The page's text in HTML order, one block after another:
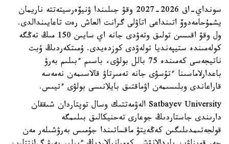
سونداي-اق 2026-2027 وقۋ جىلىندا ۋنيۆەرسيتەتتە ناريمان
يشمۇحامەدوۆ اتىنداعى اتاۋلى گرانت العاش رەت تاعايىندالدى.
ول وقۋ اقىسىن تولىق وتەۋدى جانە اي سايىن 150 مىڭ تەڭگە
كولەمىندە ستيپەنديا تولەۋدى كوزدەيدى. ۇمىتكەردىڭ ۇبت
ناتيجەسى كەمىندە 75 بالل بولۋى، باسىم ءبىلىم بەرۋ
باعدارلاماسىنا ءتۇسۋى جانە تەمىرتاۋ قالاسىمەن نەمەسە
قاراعاندى وبلىسىمەن اۋماقتىق بايلانىسى بولۋى ءتيىس.
Satbayev University الەۋمەتتىك وسال توپتاردان شىققان
دارىندى جاستاردىڭ جوعارى تەحنيكالىق بىلىمگە
قولجەتىمدىلىگىن كەڭەيتۋ ماقساتىندا جۇمىس بەرۋشىلەر مەن